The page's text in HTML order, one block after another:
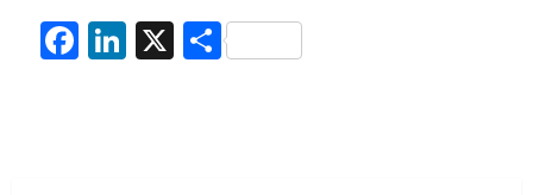
Facebook
LinkedIn
X Share